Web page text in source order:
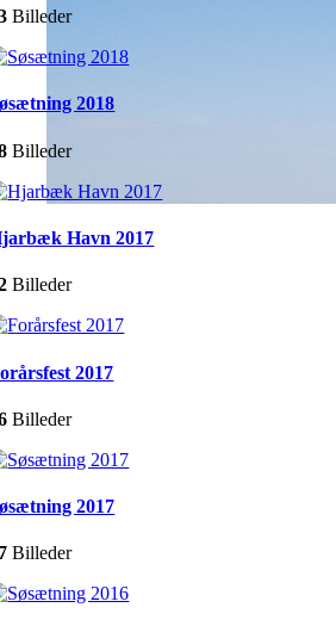
Billeder
2018
Billeder
Havn 2017
Billeder
2017
Billeder
2017
Billeder